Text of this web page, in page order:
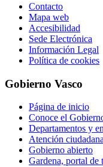
Contacto
Mapa web
Accesibilidad
Sede Electrónica
Información Legal
Política de cookies
Gobierno Vasco
Página de inicio
Conoce el
Departamentos y
Atención ciudadana
Gobierno abierto
Gardena, portal de